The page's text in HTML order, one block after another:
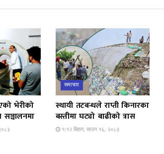
भेरीको
समाचार
स्थायी तटबन्धले राप्ती किनारका
बस्तीमा घट्यो बाढीको त्रास
१:१२ बिहान, साउन १६, २०८३